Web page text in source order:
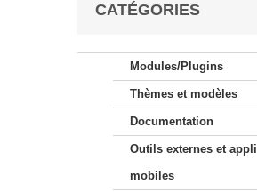
CATÉGORIES
Modules/Plugins
Thèmes et modèles
Documentation
Outils externes et appli
mobiles